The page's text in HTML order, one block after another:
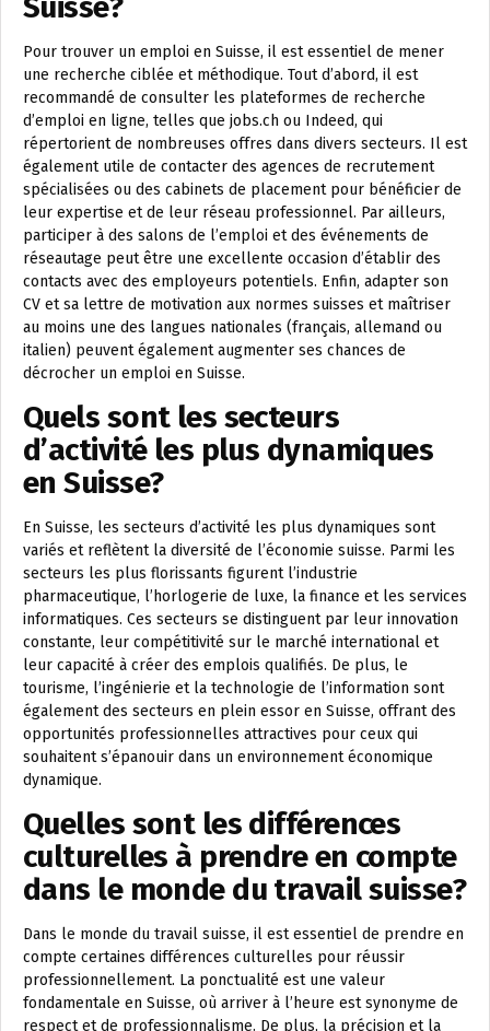
Pour trouver un emploi en Suisse, il est essentiel de mener
une recherche ciblée et méthodique. Tout d’abord, il est
recommandé de consulter les plateformes de recherche
d’emploi en ligne, telles que jobs.ch ou Indeed, qui
répertorient de nombreuses offres dans divers secteurs. Il est
également utile de contacter des agences de recrutement
spécialisées ou des cabinets de placement pour bénéficier de
leur expertise et de leur réseau professionnel. Par ailleurs,
participer à des salons de l’emploi et des événements de
réseautage peut être une excellente occasion d’établir des
contacts avec des employeurs potentiels. Enfin, adapter son
CV et sa lettre de motivation aux normes suisses et maîtriser
au moins une des langues nationales (français, allemand ou
italien) peuvent également augmenter ses chances de
décrocher un emploi en Suisse.
Quels sont les secteurs
d’activité les plus dynamiques
en Suisse?
En Suisse, les secteurs d’activité les plus dynamiques sont
variés et reflètent la diversité de l’économie suisse. Parmi les
secteurs les plus florissants figurent l’industrie
pharmaceutique, l’horlogerie de luxe, la finance et les services
informatiques. Ces secteurs se distinguent par leur innovation
constante, leur compétitivité sur le marché international et
leur capacité à créer des emplois qualifiés. De plus, le
tourisme, l’ingénierie et la technologie de l’information sont
également des secteurs en plein essor en Suisse, offrant des
opportunités professionnelles attractives pour ceux qui
souhaitent s’épanouir dans un environnement économique
dynamique.
Quelles sont les différences
culturelles à prendre en compte
dans le monde du travail suisse?
Dans le monde du travail suisse, il est essentiel de prendre en
compte certaines différences culturelles pour réussir
professionnellement. La ponctualité est une valeur
fondamentale en Suisse, où arriver à l’heure est synonyme de
respect et de professionnalisme. De plus, la précision et la